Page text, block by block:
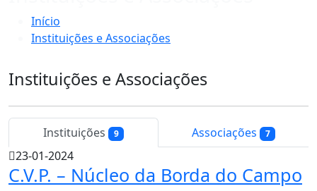
Início
Instituições e Associações
Instituições e Associações
Instituições 9 Associações 7
23-01-2024
C.V.P. – Núcleo da Borda do Campo